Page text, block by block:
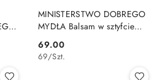
MINISTERSTWO DOBREGO
MYDŁA Balsam w sztyfcie
Cena:
69.00
69/Szt.